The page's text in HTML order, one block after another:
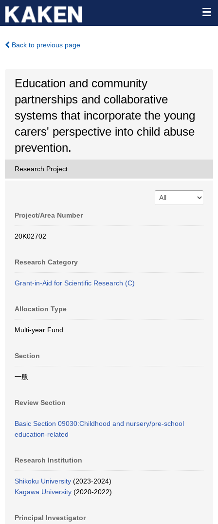
Back to previous page
Education and community
partnerships and collaborative
systems that incorporate the young
carers' perspective into child abuse
prevention.
Research Project
Project/Area Number
20K02702
Research Category
Grant-in-Aid for Scientific Research (C)
Allocation Type
Multi-year Fund
Section
一般
Review Section
Basic Section 09030:Childhood and nursery/pre-school
education-related
Research Institution
Shikoku University (2023-2024)
Kagawa University (2020-2022)
Principal Investigator